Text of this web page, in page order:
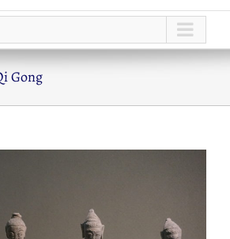
Gong